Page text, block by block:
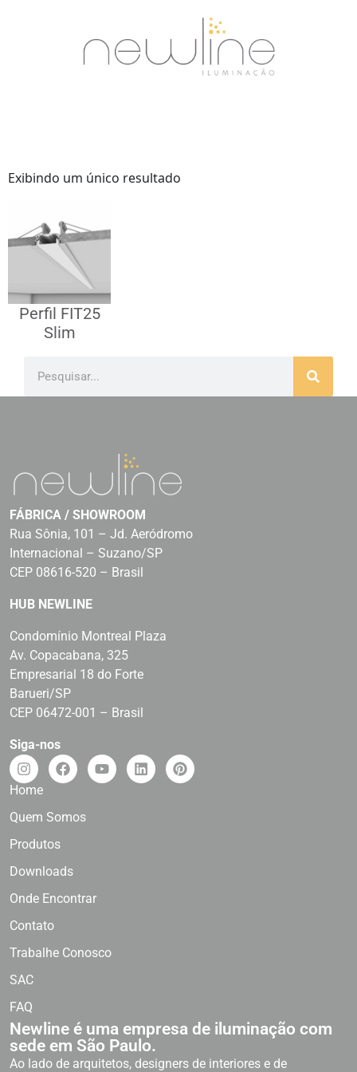
Exibindo um único resultado
Perfil FIT25
Slim
FÁBRICA / SHOWROOM
Rua Sônia, 101 – Jd. Aeródromo
Internacional – Suzano/SP
CEP 08616-520 – Brasil
HUB NEWLINE
Condomínio Montreal Plaza
Av. Copacabana, 325
Empresarial 18 do Forte
Barueri/SP
CEP 06472-001 – Brasil
Siga-nos
Home
Quem Somos
Produtos
Downloads
Onde Encontrar
Contato
Trabalhe Conosco
SAC
FAQ
Newline é uma empresa de iluminação com
sede em São Paulo.
Ao lado de arquitetos, designers de interiores e de